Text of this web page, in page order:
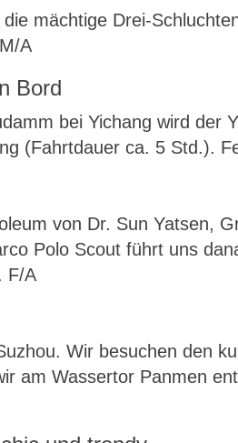
mächtige Drei-
A
Bord
bei Yichang wird der
(Fahrtdauer ca. 5 Std.).
von Dr. Sun Yatsen,
Polo Scout führt uns
F/A
Wir besuchen den
am Wassertor Panmen